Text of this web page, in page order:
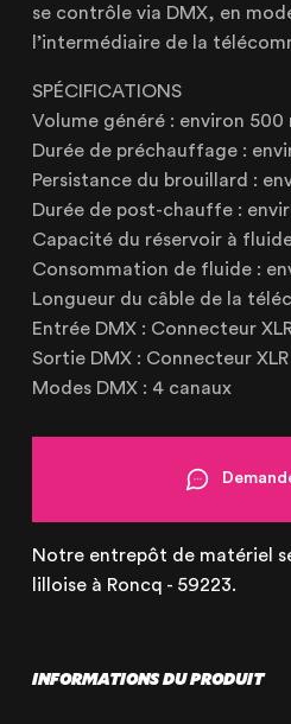
21 Avenue de l'Europe
Paris
20 Rue Cambon
75001 Paris, France
+33 (1) 44 50 40 70
Le Touquet
se contrôle via DMX, en
l’intermédiaire de la
SPÉCIFICATIONS
Volume généré : environ 500
Durée de préchauffage :
Persistance du brouillard :
Durée de post-chauffe :
Capacité du réservoir à fluide
Consommation de fluide :
Longueur du câble de la
Entrée DMX : Connecteur
Sortie DMX : Connecteur
Modes DMX : 4 canaux
Notre entrepôt de matériel
lilloise à Roncq - 59223.
INFORMATIONS DU PRODUIT